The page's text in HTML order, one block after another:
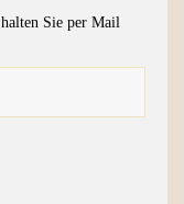
Sie per Mail